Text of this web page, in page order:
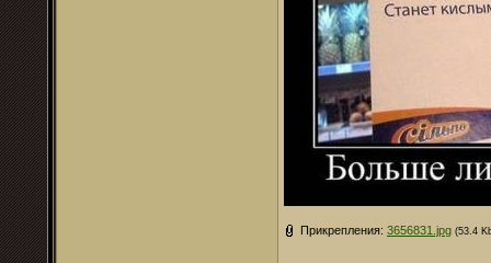
Прикрепления: 3656831.jpg (53.4